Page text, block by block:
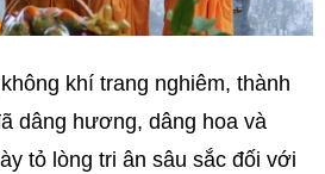
khí trang nghiêm, thành
dâng hương, dâng hoa và
tỏ lòng tri ân sâu sắc đối với